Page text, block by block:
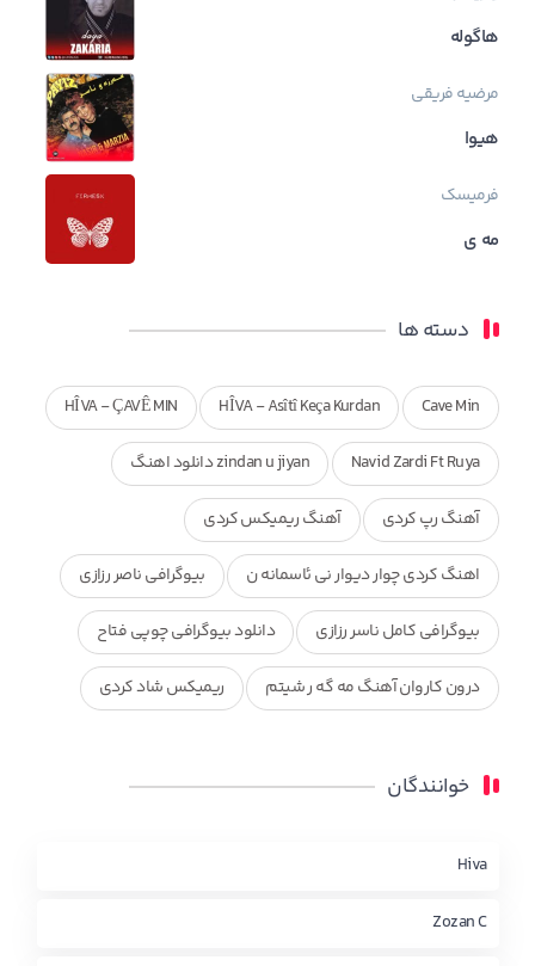
هاگوله
مرضیه فریقی
هیوا
فرمیسک
مه ی
دسته ها
Cave Min
HÎVA - Asîtî Keça Kurdan
HÎVA - ÇAVÊ MIN
Navid Zardi Ft Ruya zindan u jiyan دانلود اهنگ
آهنگ رپ کردی آهنگ ریمیکس کردی
اهنگ کردی چوار دیوار نی ئاسمانه ن بیوگرافی ناصر رزازی
بیوگرافی کامل ناسر رزازی دانلود بیوگرافی چوپی فتاح
درون کاروان آهنگ مه گه ر شیتم ریمیکس شاد کردی
محمد جزا
چاو من
خوانندگان
Hiva
Zozan C